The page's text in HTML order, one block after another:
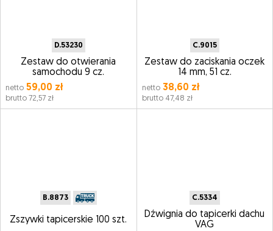
D.53230
Zestaw do otwierania
samochodu 9 cz.
netto 59,00 zł
brutto 72,57 zł
C.9015
Zestaw do zaciskania oczek
14 mm, 51 cz.
netto38,60 zł
brutto 47,48 zł
B.8873
Zszywki tapicerskie 100 szt.
C.5334
Dźwignia do tapicerki dachu
VAG